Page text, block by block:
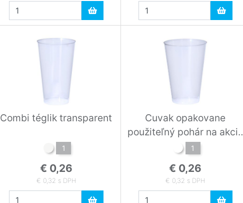
Combi téglik transparent
1
€ 0,26
€ 0,32 s DPH
Cuvak opakovane
použiteľný pohár na akcie
white
1
€ 0,26
€ 0,32 s DPH